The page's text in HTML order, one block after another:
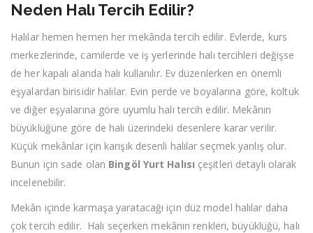
Neden Halı Tercih Edilir?
Halılar hemen hemen her mekânda tercih edilir. Evlerde, kurs
merkezlerinde, camilerde ve iş yerlerinde halı tercihleri değişse
de her kapalı alanda halı kullanılır. Ev düzenlerken en önemli
eşyalardan birisidir halılar. Evin perde ve boyalarına göre, koltuk
ve diğer eşyalarına göre uyumlu halı tercih edilir. Mekânın
büyüklüğüne göre de halı üzerindeki desenlere karar verilir.
Küçük mekânlar için karışık desenli halılar seçmek yanlış olur.
Bunun için sade olan Bingöl Yurt Halısı çeşitleri detaylı olarak
incelenebilir.
Mekân içinde karmaşa yaratacağı için düz model halılar daha
çok tercih edilir. Halı seçerken mekânın renkleri, büyüklüğü, halı